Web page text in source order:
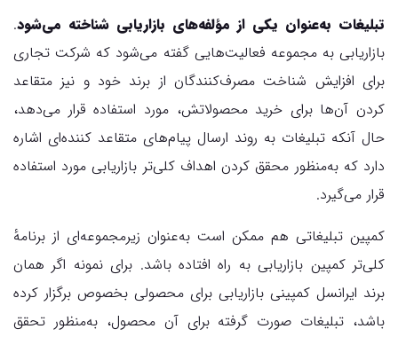
تبلیغات به‌عنوان یکی از مؤلفه‌های بازاریابی شناخته می‌شود.
بازاریابی به مجموعه فعالیت‌هایی گفته می‌شود که شرکت تجاری
برای افزایش شناخت مصرف‌کنندگان از برند خود و نیز متقاعد
کردن آن‌ها برای خرید محصولاتش، مورد استفاده قرار می‌دهد،
حال آنکه تبلیغات به روند ارسال پیام‌های متقاعد کننده‌ای اشاره
دارد که به‌منظور محقق کردن اهداف کلی‌تر بازاریابی مورد استفاده
قرار می‌گیرد.
کمپین تبلیغاتی هم ممکن است به‌عنوان زیرمجموعه‌ای از برنامهٔ
کلی‌تر کمپین بازاریابی به راه افتاده باشد. برای نمونه اگر همان
برند ایرانسل کمپینی بازاریابی برای محصولی بخصوص برگزار کرده
باشد، تبلیغات صورت گرفته برای آن محصول، به‌منظور تحقق